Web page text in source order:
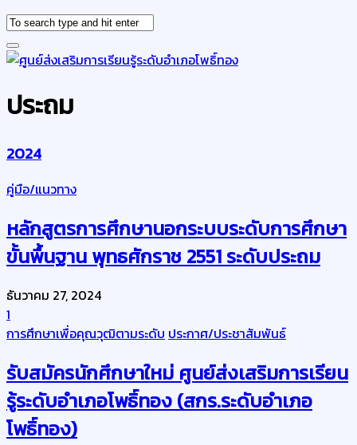
ประถม
2024
คู่มือ/แนวทาง
หลักสูตรการศึกษานอกระบบระดับการศึกษา
ขั้นพื้นฐาน พุทธศักราช 2551 ระดับประถม
ธันวาคม 27, 2024
1
การศึกษาเพื่อคุณวุฒิตามระดับ ประกาศ/ประชาสัมพันธ์
รับสมัครนักศึกษาใหม่ ศูนย์ส่งเสริมการเรียน
รู้ระดับอำเภอโพธิ์ทอง (สกร.ระดับอำเภอ
โพธิ์ทอง)